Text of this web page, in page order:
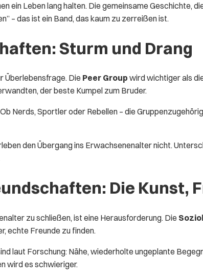
ein Leben lang halten. Die gemeinsame Geschichte,
– das ist ein Band, das kaum zu zerreißen ist.
Sturm und Drang
Überlebensfrage. DiePeer Group wird wichtiger als
der beste Kumpel zum Bruder.
Nerds, Sportler oder Rebellen – die
den Übergang ins Erwachsenenalter nicht.
Die Kunst,
zu schließen, ist eine Herausforderung. Die
echte Freunde zu finden.
laut Forschung: Nähe, wiederholte ungeplante
wird es schwieriger.